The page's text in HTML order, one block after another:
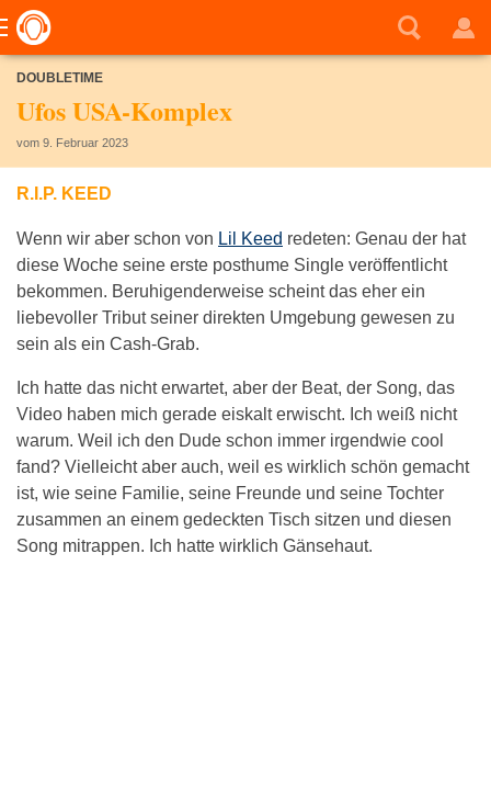
DOUBLETIME
Ufos USA-Komplex
vom 9. Februar 2023
R.I.P. KEED
Wenn wir aber schon von Lil Keed redeten: Genau der hat
diese Woche seine erste posthume Single veröffentlicht
bekommen. Beruhigenderweise scheint das eher ein
liebevoller Tribut seiner direkten Umgebung gewesen zu
sein als ein Cash-Grab.
Ich hatte das nicht erwartet, aber der Beat, der Song, das
Video haben mich gerade eiskalt erwischt. Ich weiß nicht
warum. Weil ich den Dude schon immer irgendwie cool
fand? Vielleicht aber auch, weil es wirklich schön gemacht
ist, wie seine Familie, seine Freunde und seine Tochter
zusammen an einem gedeckten Tisch sitzen und diesen
Song mitrappen. Ich hatte wirklich Gänsehaut.